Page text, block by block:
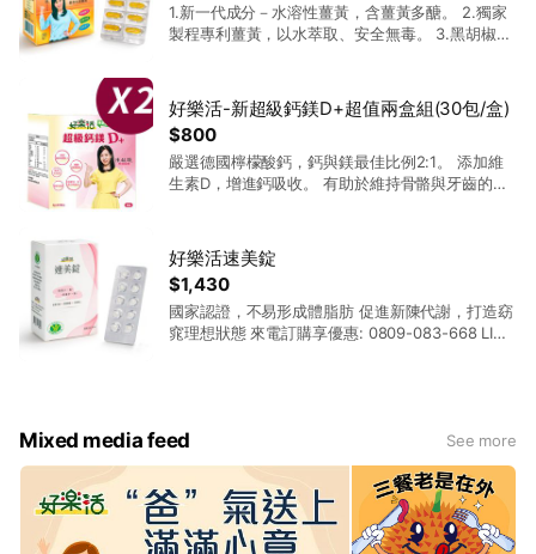
1.新一代成分－水溶性薑黃，含薑黃多醣。 2.獨家
製程專利薑黃，以水萃取、安全無毒。 3.黑胡椒萃
留言,會有專人與您聯絡~
$800
好樂活-新超級鈣鎂D+超值兩盒組(30包/盒)
嚴選德國檸檬酸鈣，鈣與鎂最佳比例2:1。 添加維
生素D，增進鈣吸收。 有助於維持骨骼與牙齒的正
$1,430
好樂活速美錠
國家認證，不易形成體脂肪 促進新陳代謝，打造窈
窕理想狀態 來電訂購享優惠: 0809-083-668 LINE
Mixed media feed See more